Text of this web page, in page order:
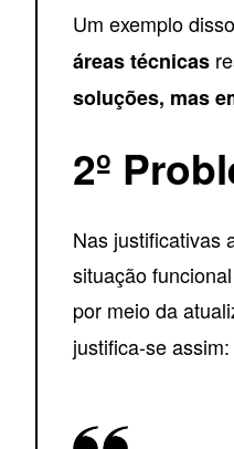
Um exemplo
áreas técnicas
soluções, mas
2º
Nas justificativas
situação
por meio da
justifica-se assim: